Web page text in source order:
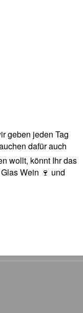
geben jeden Tag
dafür auch
wollt, könnt Ihr das
Wein 🍷 und